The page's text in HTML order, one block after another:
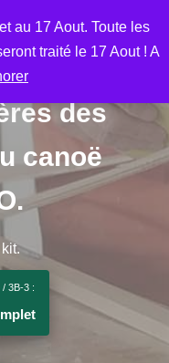
au 17 Aout. Toute les
traité le 17 Aout ! A
des
canoë
/ 3B-3 :